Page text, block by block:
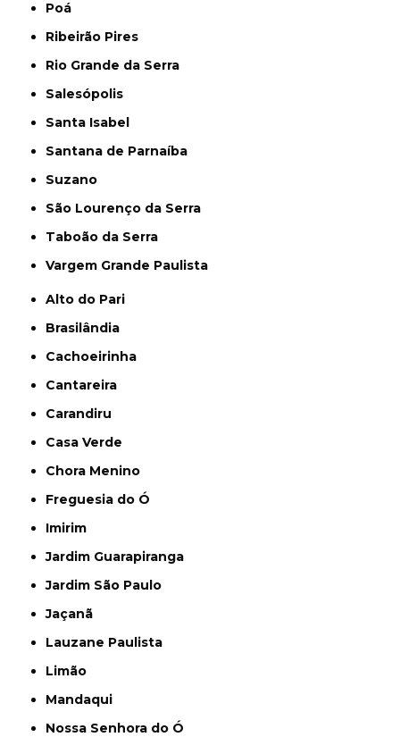
Poá
Ribeirão Pires
Rio Grande da Serra
Salesópolis
Santa Isabel
Santana de Parnaíba
Suzano
São Lourenço da Serra
Taboão da Serra
Vargem Grande Paulista
Alto do Pari
Brasilândia
Cachoeirinha
Cantareira
Carandiru
Casa Verde
Chora Menino
Freguesia do Ó
Imirim
Jardim Guarapiranga
Jardim São Paulo
Jaçanã
Lauzane Paulista
Limão
Mandaqui
Nossa Senhora do Ó